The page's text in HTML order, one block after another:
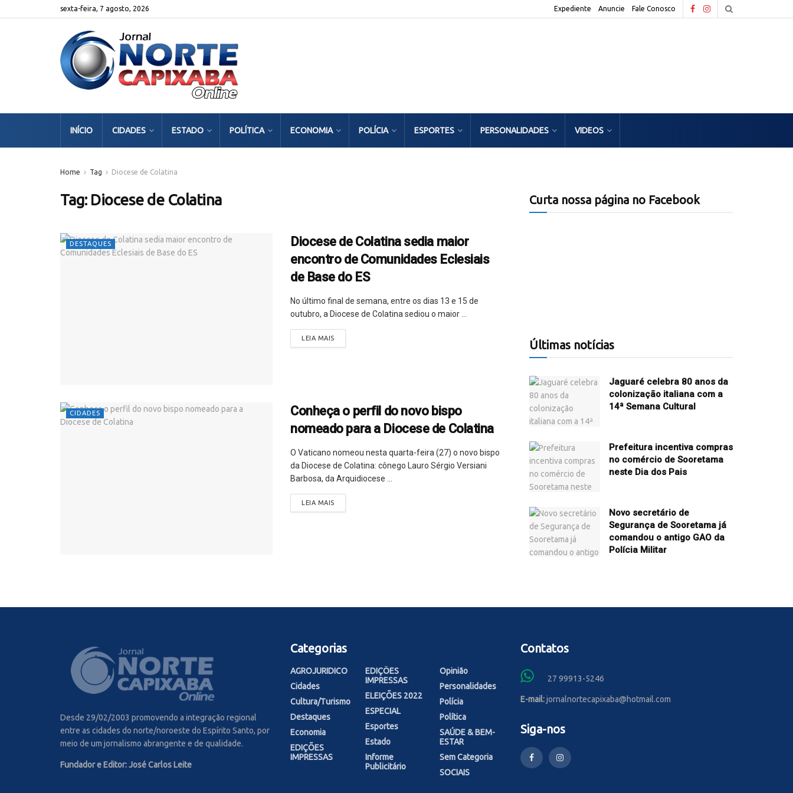
sexta-feira, 7 agosto, 2026 Expediente Anuncie Fale Conosco
INÍCIO CIDADES ESTADO POLÍTICA ECONOMIA POLÍCIA ESPORTES PERSONALIDADES VIDEOS
Home Tag Diocese de Colatina
Tag: Diocese de Colatina
DESTAQUES
Diocese de Colatina sedia maior
encontro de Comunidades Eclesiais
de Base do ES
No último final de semana, entre os dias 13 e 15 de
outubro, a Diocese de Colatina sediou o maior ...
LEIA MAIS
CIDADES
Conheça o perfil do novo bispo
nomeado para a Diocese de Colatina
O Vaticano nomeou nesta quarta-feira (27) o novo bispo
da Diocese de Colatina: cônego Lauro Sérgio Versiani
Barbosa, da Arquidiocese ...
LEIA MAIS
Curta nossa página no Facebook
Últimas notícias
Jaguaré celebra 80 anos da
colonização italiana com a
14ª Semana Cultural
Prefeitura incentiva compras
no comércio de Sooretama
neste Dia dos Pais
Novo secretário de
Segurança de Sooretama já
comandou o antigo GAO da
Polícia Militar
Desde 29/02/2003 promovendo a integração regional
entre as cidades do norte/noroeste do Espírito Santo, por
meio de um jornalismo abrangente e de qualidade.
Fundador e Editor: José Carlos Leite
Categorias
AGROJURIDICO
Cidades
Cultura/Turismo
Destaques
Economia
EDIÇÕES
IMPRESSAS
EDIÇÕES
IMPRESSAS
ELEIÇÕES 2022
ESPECIAL
Esportes
Estado
Informe
Publicitário
Opinião
Personalidades
Polícia
Política
SAÚDE & BEM-
ESTAR
Sem Categoria
SOCIAIS
Contatos
27 99913-5246
E-mail:jornalnortecapixaba@hotmail.com
Siga-nos